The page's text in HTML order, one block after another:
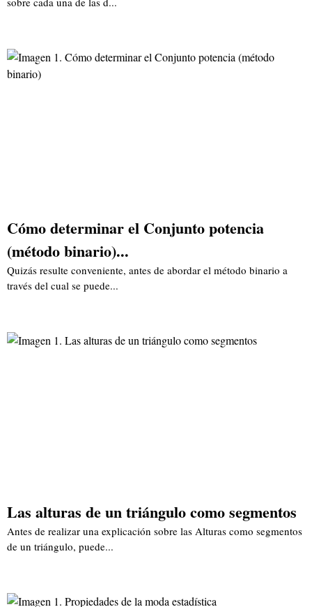
Cómo determinar el Conjunto potencia
(método binario)...
Quizás resulte conveniente, antes de abordar el método binario a
través del cual se puede...
Las alturas de un triángulo como segmentos
Antes de realizar una explicación sobre las Alturas como segmentos
de un triángulo, puede...